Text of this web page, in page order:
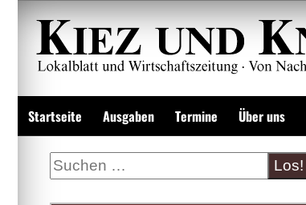
Zum
Inhalt
springen
Startseite Ausgaben Termine Über uns
Suche